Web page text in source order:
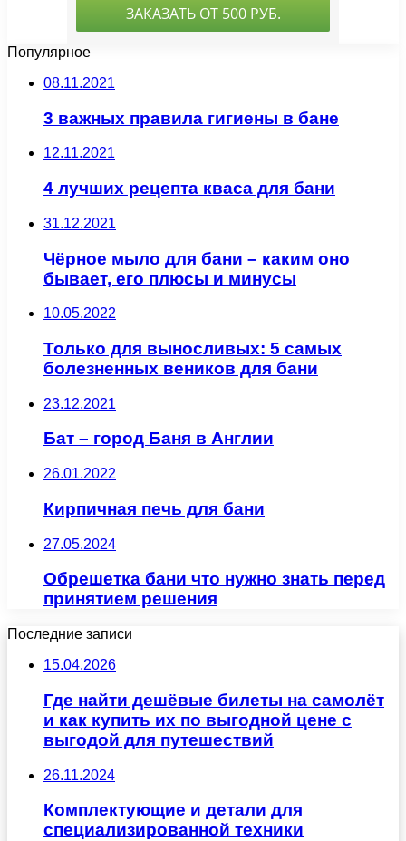
Популярное
08.11.2021
3 важных правила гигиены в бане
12.11.2021
4 лучших рецепта кваса для бани
31.12.2021
Чёрное мыло для бани – каким оно
бывает, его плюсы и минусы
10.05.2022
Только для выносливых: 5 самых
болезненных веников для бани
23.12.2021
Бат – город Баня в Англии
26.01.2022
Кирпичная печь для бани
27.05.2024
Обрешетка бани что нужно знать перед
принятием решения
Последние записи
15.04.2026
Где найти дешёвые билеты на самолёт
и как купить их по выгодной цене с
выгодой для путешествий
26.11.2024
Комплектующие и детали для
специализированной техники